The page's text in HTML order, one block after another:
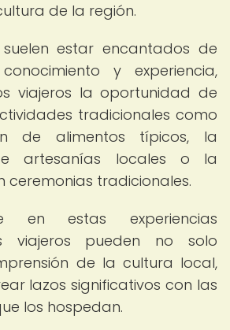
de la región.
suelen estar encantados de
y experiencia,
viajeros la oportunidad de
tradicionales como
de alimentos típicos, la
artesanías locales o la
ceremonias tradicionales.
en estas experiencias
viajeros pueden no solo
de la cultura local,
lazos significativos con las
los hospedan.